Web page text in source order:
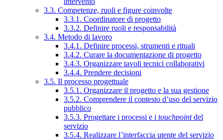
3.3. Competenze, ruoli e figure coinvolte
3.3.1. Coordinatore di progetto
3.3.2. Definire ruoli e responsabilità
3.4. Metodo di lavoro
3.4.1. Definire processi, strumenti e rituali
3.4.2. Curare la documentazione di progetto
3.4.3. Organizzare tavoli tecnici collaborativi
3.4.4. Prendere decisioni
3.5. Il processo progettuale
3.5.1. Organizzare il progetto e la sua gestione
3.5.2. Comprendere il contesto d’uso del servizio
pubblico
3.5.3. Progettare i processi e i touchpointdel
servizio
3.5.4. Realizzare l’interfaccia utente del servizio